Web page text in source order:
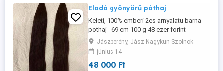
Eladó gyönyörű póthaj
Keleti, 100% emberi 2es arnyalatu barna
pothaj - 69 cm 100 g 48 ezer forint
Debrecenben szemelyesen megtekintheto
posta is megoldhato
Jászberény, Jász-Nagykun-Szolnok
június 14
48 000 Ft